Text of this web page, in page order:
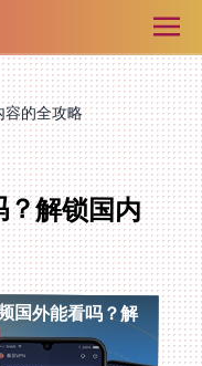
容的全攻略
解锁国内
国外能看吗？解